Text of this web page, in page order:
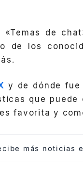
de
de los
y de dónde
que
favorita y
más noticias